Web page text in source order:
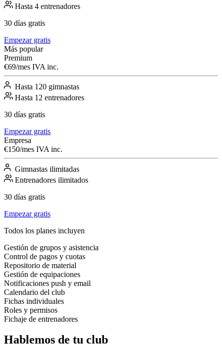
Hasta 4 entrenadores
30 días gratis
Empezar gratis
Más popular
Premium
€69/mes IVA inc.
Hasta 120 gimnastas
Hasta 12 entrenadores
30 días gratis
Empezar gratis
Empresa
€150/mes IVA inc.
Gimnastas ilimitadas
Entrenadores ilimitados
30 días gratis
Empezar gratis
Todos los planes incluyen
Gestión de grupos y asistencia
Control de pagos y cuotas
Repositorio de material
Gestión de equipaciones
Notificaciones push y email
Calendario del club
Fichas individuales
Roles y permisos
Fichaje de entrenadores
Hablemos de tu club